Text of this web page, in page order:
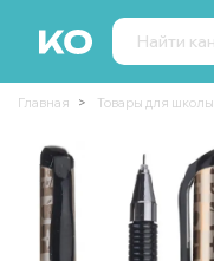
Главная Товары для школы